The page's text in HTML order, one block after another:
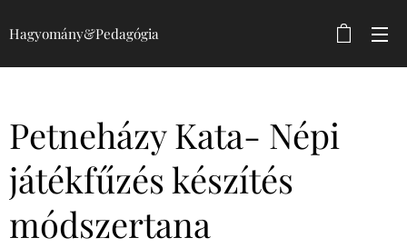
Hagyomány&Pedagógia
Petneházy Kata- Népi
játékfűzés készítés
módszertana